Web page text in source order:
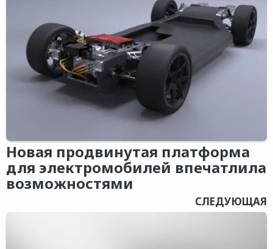
Новая продвинутая платформа
для электромобилей впечатлила
возможностями
СЛЕДУЮЩАЯ